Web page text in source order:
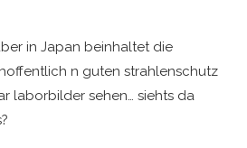
in Japan beinhaltet die
n guten strahlenschutz
laborbilder sehen… siehts da